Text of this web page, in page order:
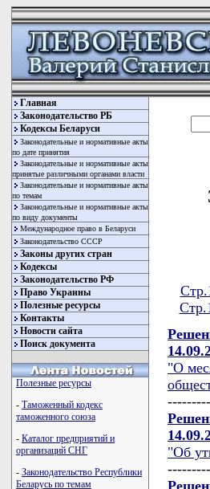
Главная
Законодательство РБ
Кодексы Беларуси
Законодательные и нормативные акты
по дате принятия
Законодательные и нормативные акты
принятые различными органами власти
Законодательные и нормативные акты
по темам
Законодательные и нормативные акты
по виду документы
Международное право в Беларуси
Законодательство СССР
Законы других стран
Кодексы
Законодательство РФ
Право Украины
Полезные ресурсы
Контакты
Новости сайта
Поиск документа
Полезные ресурсы
- Таможенный кодекс
таможенного союза
- Каталог предприятий и
организаций СНГ
- Законодательство Республики
Беларусь по темам
"О
"Об